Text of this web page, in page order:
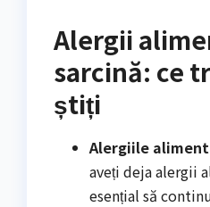
Alergii
sarcină: ce
știți
Alergiile
aveți deja alergii
esențial să